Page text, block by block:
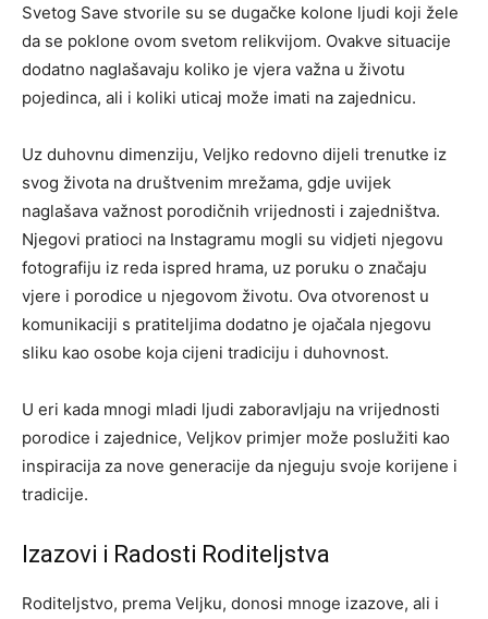
Svetog Save stvorile su se dugačke kolone ljudi koji žele
da se poklone ovom svetom relikvijom. Ovakve situacije
dodatno naglašavaju koliko je vjera važna u životu
pojedinca, ali i koliki uticaj može imati na zajednicu.
Uz duhovnu dimenziju, Veljko redovno dijeli trenutke iz
svog života na društvenim mrežama, gdje uvijek
naglašava važnost porodičnih vrijednosti i zajedništva.
Njegovi pratioci na Instagramu mogli su vidjeti njegovu
fotografiju iz reda ispred hrama, uz poruku o značaju
vjere i porodice u njegovom životu. Ova otvorenost u
komunikaciji s pratiteljima dodatno je ojačala njegovu
sliku kao osobe koja cijeni tradiciju i duhovnost.
U eri kada mnogi mladi ljudi zaboravljaju na vrijednosti
porodice i zajednice, Veljkov primjer može poslužiti kao
inspiracija za nove generacije da njeguju svoje korijene i
tradicije.
Izazovi i Radosti Roditeljstva
Roditeljstvo, prema Veljku, donosi mnoge izazove, ali i